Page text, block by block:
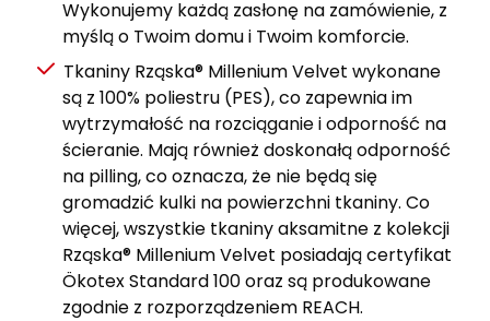
Wykonujemy każdą zasłonę na zamówienie, z
myślą o Twoim domu i Twoim komforcie.
Tkaniny Rząska® Millenium Velvet wykonane
są z 100% poliestru (PES), co zapewnia im
wytrzymałość na rozciąganie i odporność na
ścieranie. Mają również doskonałą odporność
na pilling, co oznacza, że nie będą się
gromadzić kulki na powierzchni tkaniny. Co
więcej, wszystkie tkaniny aksamitne z kolekcji
Rząska® Millenium Velvet posiadają certyfikat
Ökotex Standard 100 oraz są produkowane
zgodnie z rozporządzeniem REACH.